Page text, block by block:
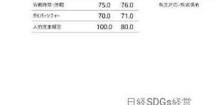
日経SDGs経営